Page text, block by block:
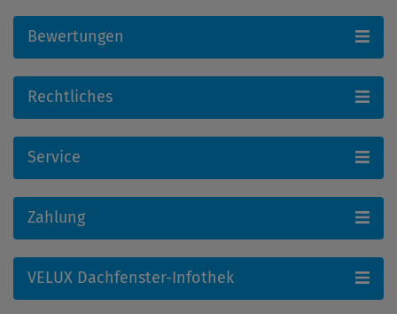
Bewertungen
Rechtliches
Service
Zahlung
VELUX Dachfenster-Infothek